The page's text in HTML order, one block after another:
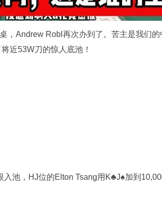
，Andrew Robl再次办到了。苦主是我们的
近53W刀的惊人底池！
池，HJ位的Elton Tsang用K♣J♠加到